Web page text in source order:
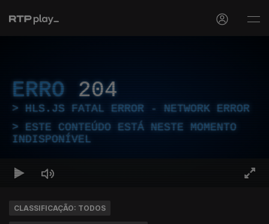
ERRO 204
HLS.JS FATAL ERROR - NETWORK ERROR
ESTE CONTEÚDO ESTÁ NESTE MOMENTO
INDISPONÍVEL
CLASSIFICAÇÃO: TODOS